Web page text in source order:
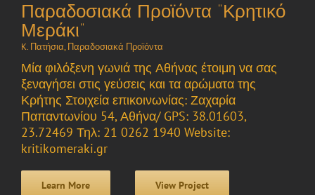
Παραδοσιακά Προϊόντα “Κρητικό
Μεράκι”
K. Πατήσια, Παραδοσιακά Προϊόντα
Μία φιλόξενη γωνιά της Αθήνας έτοιμη να σας
ξεναγήσει στις γεύσεις και τα αρώματα της
Κρήτης Στοιχεία επικοινωνίας: Ζαχαρία
Παπαντωνίου 54, Αθήνα/ GPS: 38.01603,
23.72469 Τηλ: 21 0262 1940 Website:
kritikomeraki.gr
Learn More View Project